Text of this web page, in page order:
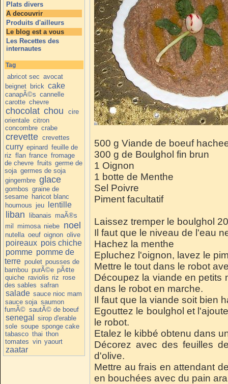
Plats divers
A decouvrir
Produits d'ailleurs
Le blog est a vous
Les Recettes des
internautes
Tag
abricot sec avocat
beignet brick cake
canapÃ©s cannelle
carotte chevre
chocolat chou
cire
orientale citron
concombre crabe
crevette crevettes
curry epinard feuille de
riz flan france fromage
de chevre fruits germe de
soja germes de soja
gingembre glace
gombos graine de
sesame haricot blanc
houmous jeu lentille
liban libanais maÃ®s
mil mimosa niebe noel
nutella oeuf oignon olive
poireaux pois chiche
pomme pomme de
terre poulet pousses de
bambou purÃ©e pÃ¢te
quiche raviolis riz rose
des sables safran
salade sauce nioc mam
sauce soja saumon
fumÃ© sautÃ© de boeuf
senegal
sirop d'erable
sole soupe sponge cake
tabasco thai thon
tomates vin yaourt
zaatar
500 g Viande de boeuf
300 g de Boulghol fin brun
1 Oignon
1 botte de Menthe
Sel Poivre
Piment facultatif
Laissez tremper le boulghol
Il faut que le niveau de l'eau
Hachez la menthe
Epluchez l'oignon, lavez le
Mettre le tout dans le robot
Découpez la viande en petits
dans le robot en marche.
Il faut que la viande soit bien
Egouttez le boulghol et
le robot.
Etalez le kibbé obtenu dans
Décorez avec des feuilles
d'olive.
Mettre au frais en attendant
en bouchées avec du pain